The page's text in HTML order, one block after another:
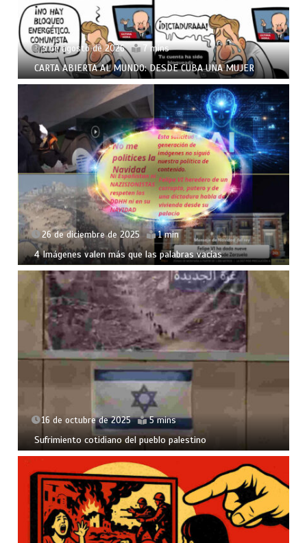
3 de agosto de 2026 7 mins
CARTA ABIERTA AL MUNDO: DESDE CUBA UNA MUJER
26 de diciembre de 2025 1 min
4 Imágenes valen más que las palabras vacías
16 de octubre de 2025 5 mins
Sufrimiento cotidiano del pueblo palestino